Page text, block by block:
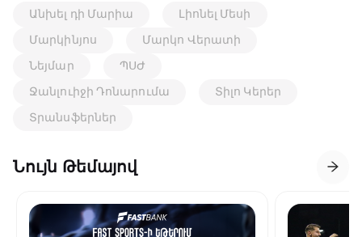
Անխել դի Մարիա
Լիոնել Մեսի
Մարկինյոս
Մարկո Վերատի
Նեյմար
ՊՍԺ
Ջանլուիջի Դոնարումա
Տիլո Կերեր
Տրանսֆերներ
Նույն Թեմայով